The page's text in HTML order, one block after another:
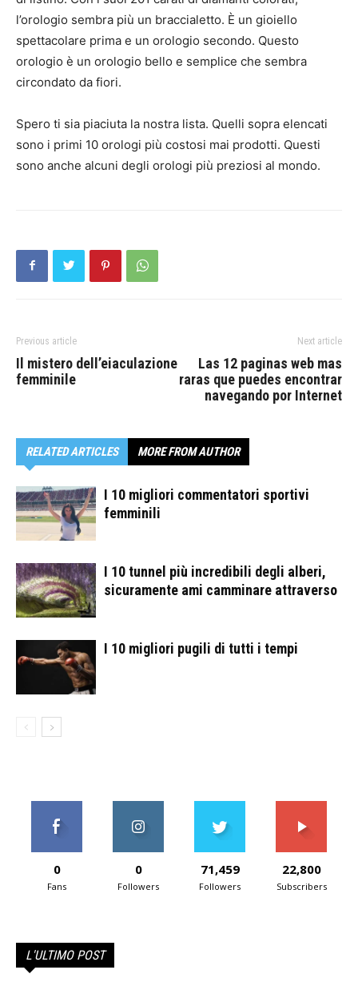
l’orologio sembra più un braccialetto. È un gioiello
spettacolare prima e un orologio secondo. Questo
orologio è un orologio bello e semplice che sembra
circondato da fiori.
Spero ti sia piaciuta la nostra lista. Quelli sopra elencati
sono i primi 10 orologi più costosi mai prodotti. Questi
sono anche alcuni degli orologi più preziosi al mondo.
Previous article
Il mistero dell’eiaculazione
femminile
Next article
Las 12 paginas web mas
raras que puedes encontrar
navegando por Internet
RELATED ARTICLES MORE FROM AUTHOR
I 10 migliori commentatori sportivi
femminili
I 10 tunnel più incredibili degli alberi,
sicuramente ami camminare attraverso
I 10 migliori pugili di tutti i tempi
0
Fans
0
Followers
71,459
Followers
22,800
Subscribers
L'ULTIMO POST